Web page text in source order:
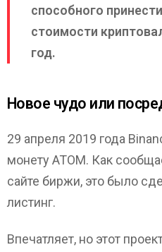
способного
стоимости
год.
Новое чудо или
29 апреля 2019 года
монету ATOM. Как
сайте биржи, это было
листинг.
Впечатляет, но этот